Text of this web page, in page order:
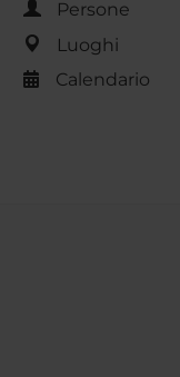
Persone
Luoghi
Calendario